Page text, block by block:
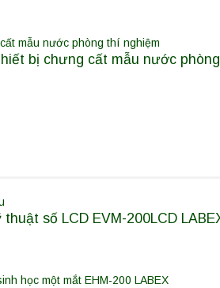
bị chưng cất mẫu nước
số LCD EVM-200LCD